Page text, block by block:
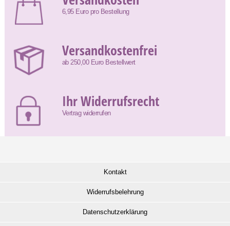
6,95 Euro pro Bestellung
Versandkostenfrei
ab 250,00 Euro Bestellwert
Ihr Widerrufsrecht
Vertrag widerrufen
Kontakt
Widerrufsbelehrung
Datenschutzerklärung